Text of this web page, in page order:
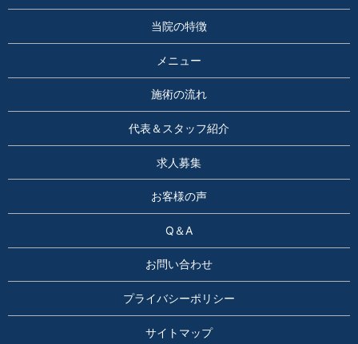
当院の特徴
メニュー
施術の流れ
代表＆スタッフ紹介
求人募集
お客様の声
Q＆A
お問い合わせ
プライバシーポリシー
サイトマップ